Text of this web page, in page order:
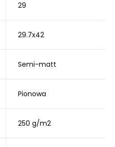
29
29.7x42
Semi-matt
Pionowa
250 g/m2